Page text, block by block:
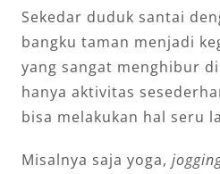
Sekedar duduk santai
bangku taman menjadi
yang sangat menghibur
hanya aktivitas
bisa melakukan hal seru
Misalnya saja yoga,